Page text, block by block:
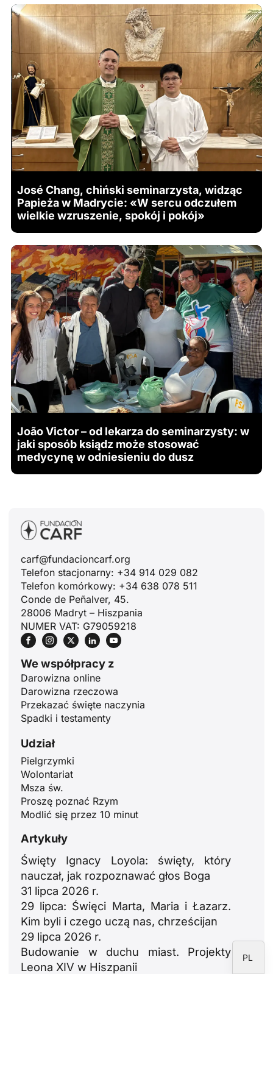
José Chang, chiński seminarzysta, widząc
Papieża w Madrycie: «W sercu odczułem
wielkie wzruszenie, spokój i pokój»
João Victor – od lekarza do seminarzysty: w
jaki sposób ksiądz może stosować
medycynę w odniesieniu do dusz
carf@fundacioncarf.org
Telefon stacjonarny: +34 914 029 082
Telefon komórkowy: +34 638 078 511
Conde de Peñalver, 45.
28006 Madryt – Hiszpania
NUMER VAT: G79059218
We współpracy z
Darowizna online
Darowizna rzeczowa
Przekazać święte naczynia
Spadki i testamenty
Udział
Pielgrzymki
Wolontariat
Msza św.
Proszę poznać Rzym
Modlić się przez 10 minut
Artykuły
Święty Ignacy Loyola: święty, który
nauczał, jak rozpoznawać głos Boga
31 lipca 2026 r.
29 lipca: Święci Marta, Maria i Łazarz.
Kim byli i czego uczą nas, chrześcijan
29 lipca 2026 r.
Budowanie w duchu miast. Projekty
Leona XIV w Hiszpanii
PL